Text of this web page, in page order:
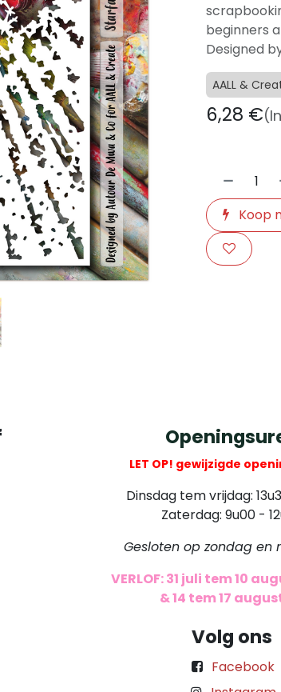
beginners
Designed
AALL &
6,28 €
Koop
LET OP! gewijzigde
Dinsdag tem vrijdag:
Zaterdag: 9u00 -
Gesloten op zondag en
VERLOF: 31 juli tem 10
& 14 tem 17
Volg ons
Facebook